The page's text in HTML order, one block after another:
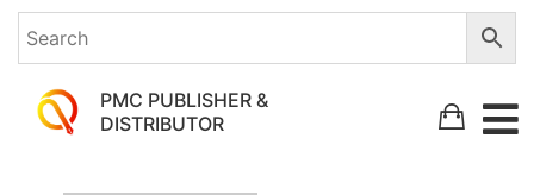
PMC PUBLISHER &
DISTRIBUTOR